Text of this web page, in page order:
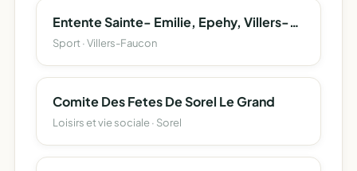
Entente Sainte- Emilie, Epehy, Villers-Faucon, Le Ronssoy, Guyencourt, Templeux, Lempire (E.s.e.v.r.g.t.l.)
Sport · Villers-Faucon
Comite Des Fetes De Sorel Le Grand
Loisirs et vie sociale · Sorel